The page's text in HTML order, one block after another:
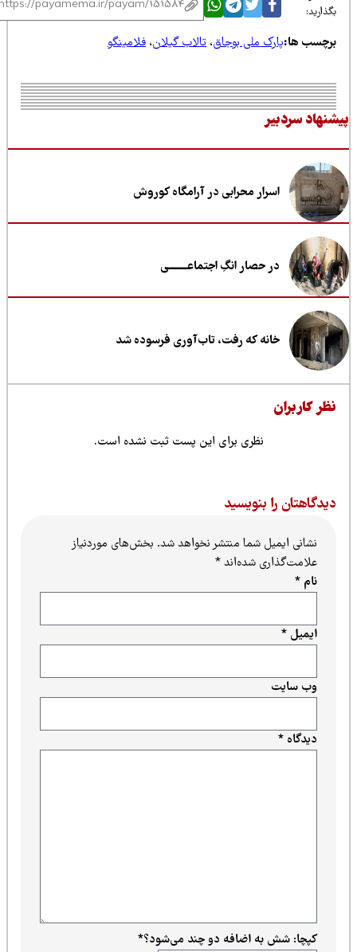
ها:پارک ملی بوجاق،تالاب گیلان،فلامینگو
سردبیر
اسرار محرابی در آرامگاه کوروش
در حصار انگِ اجتماعــــــــی
خانه که رفت، تاب‌آوری فرسوده شد
کاربران
نظری برای این پست ثبت نشده است.
را بنویسید
نشانی ایمیل شما منتشر نخواهد شد.بخش‌های موردنیاز
علامت‌گذاری شده‌اند*
دیدگاه*
ایمیل*
وب‌ سایت
کپچا: شش به اضافه دو چند می‌شود؟*